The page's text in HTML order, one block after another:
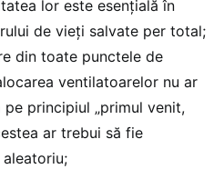
lor este esențială în
de vieți salvate per total;
din toate punctele de
ventilatoarelor nu ar
principiul „primul venit,
ar trebui să fie